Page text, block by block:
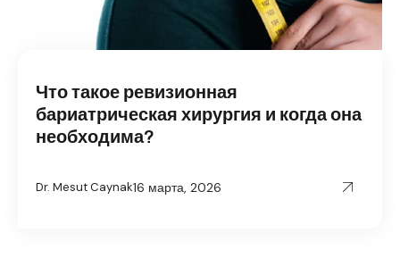
Что такое ревизионная
бариатрическая хирургия и когда она
необходима?
Dr. Mesut Caynak16 марта, 2026